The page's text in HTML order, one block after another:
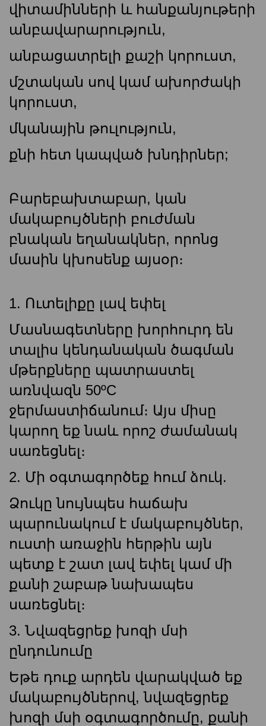
վիտամինների և հանքանյութերի
անբավարարություն,
անբացատրելի քաշի կորուստ,
մշտական ​​սով կամ ախորժակի
կորուստ,
մկանային թուլություն,
քնի հետ կապված խնդիրներ;
Բարեբախտաբար, կան
մակաբույծների բուժման
բնական եղանակներ, որոնց
մասին կխոսենք այսօր։
1. Ուտելիքը լավ եփել
Մասնագետները խորհուրդ են
տալիս կենդանական ծագման
մթերքները պատրաստել
առնվազն 50ºC
ջերմաստիճանում։ Այս միսը
կարող եք նաև որոշ ժամանակ
սառեցնել։
2. Մի օգտագործեք հում ձուկ.
Ձուկը նույնպես հաճախ
պարունակում է մակաբույծներ,
ուստի առաջին հերթին այն
պետք է շատ լավ եփել կամ մի
քանի շաբաթ նախապես
սառեցնել։
3. Նվազեցրեք խոզի մսի
ընդունումը
Եթե ​​դուք արդեն վարակված եք
մակաբույծներով, նվազեցրեք
խոզի մսի օգտագործումը, քանի